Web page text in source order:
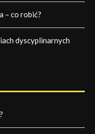
– co robić?
dyscyplinarnych